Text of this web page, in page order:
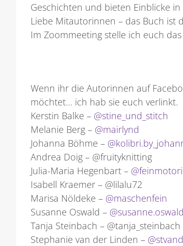
Geschichten und bieten Einblicke
Liebe Mitautorinnen – das Buch ist
Im Zoommeeting stelle ich euch
Wenn ihr die Autorinnen auf
möchtet… ich hab sie euch verlinkt.
Kerstin Balke – @stine_und_stitch
Melanie Berg – @mairlynd
Johanna Böhme –
Andrea Doig – @fruityknitting
Julia-Maria Hegenbart –
Isabell Kraemer – @lilalu72
Marisa Nöldeke – @maschenfein
Susanne Oswald – @susanne.oswald
Tanja Steinbach – @tanja_steinbach
Stephanie van der Linden –